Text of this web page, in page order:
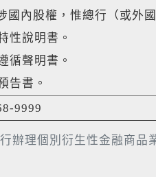
辦理個別衍生性金融商品
國內股權，惟總行（或外
性說明書。
循聲明書。
告書。
9999